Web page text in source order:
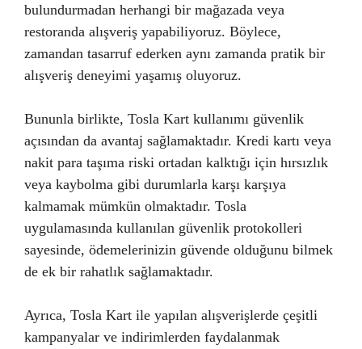
bulundurmadan herhangi bir mağazada veya
restoranda alışveriş yapabiliyoruz. Böylece,
zamandan tasarruf ederken aynı zamanda pratik bir
alışveriş deneyimi yaşamış oluyoruz.
Bununla birlikte, Tosla Kart kullanımı güvenlik
açısından da avantaj sağlamaktadır. Kredi kartı veya
nakit para taşıma riski ortadan kalktığı için hırsızlık
veya kaybolma gibi durumlarla karşı karşıya
kalmamak mümkün olmaktadır. Tosla
uygulamasında kullanılan güvenlik protokolleri
sayesinde, ödemelerinizin güvende olduğunu bilmek
de ek bir rahatlık sağlamaktadır.
Ayrıca, Tosla Kart ile yapılan alışverişlerde çeşitli
kampanyalar ve indirimlerden faydalanmak